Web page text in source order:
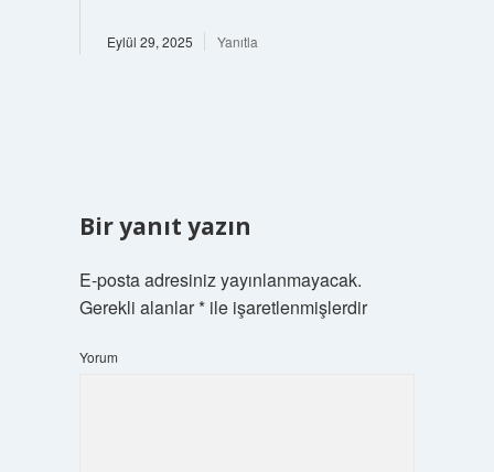
Eylül 29, 2025 Yanıtla
Bir yanıt yazın
E-posta adresiniz yayınlanmayacak.
Gerekli alanlar*ile işaretlenmişlerdir
Yorum